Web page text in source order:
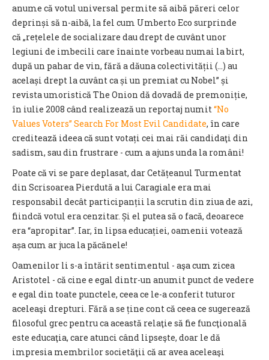
anume că votul universal permite să aibă păreri celor
deprinși să n-aibă, la fel cum Umberto Eco surprinde
că „rețelele de socializare dau drept de cuvânt unor
legiuni de imbecili care înainte vorbeau numai la birt,
după un pahar de vin, fără a dăuna colectivității (...) au
același drept la cuvânt ca și un premiat cu Nobel” și
revista umoristică The Onion dă dovadă de premoniție,
în iulie 2008 când realizează un reportaj numit“No
Values Voters” Search For Most Evil Candidate, în care
creditează ideea că sunt votați cei mai răi candidaţi din
sadism, sau din frustrare - cum a ajuns unda la români!
Poate că vi se pare deplasat, dar Cetățeanul Turmentat
din Scrisoarea Pierdută a lui Caragiale era mai
responsabil decât participanții la scrutin din ziua de azi,
fiindcă votul era cenzitar. Și el putea să o facă, deoarece
era “apropitar”. Iar, în lipsa educației, oamenii votează
așa cum ar juca la păcănele!
Oamenilor li s-a întărit sentimentul - aşa cum zicea
Aristotel - că cine e egal dintr-un anumit punct de vedere
e egal din toate punctele, ceea ce le-a conferit tuturor
aceleaşi drepturi. Fără a se ține cont că ceea ce sugerează
filosoful grec pentru ca această relaţie să fie funcţională
este educaţia, care atunci când lipseşte, doar le dă
impresia membrilor societăţii că ar avea aceleaşi